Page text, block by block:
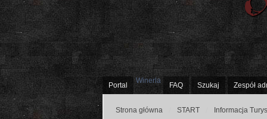
Portal
Winerla
FAQ Szukaj Zespół
Strona główna START Informacja